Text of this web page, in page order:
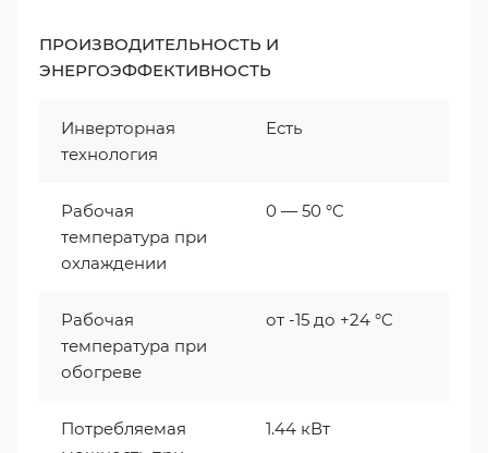
ПРОИЗВОДИТЕЛЬНОСТЬ И
ЭНЕРГОЭФФЕКТИВНОСТЬ
Инверторная
технология
Есть
Рабочая
температура при
охлаждении
0 — 50 °C
Рабочая
температура при
обогреве
от -15 до +24 °C
Потребляемая
1.44 кВт